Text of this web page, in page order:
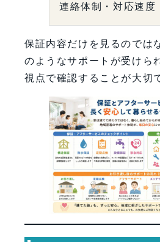
連絡体制・対応速度
保証内容だけを見るのでは
のようなサポートが受けら
視点で確認することが大切